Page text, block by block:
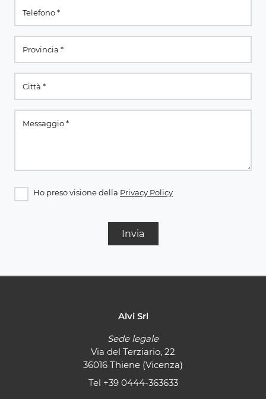
Ho preso visione della Privacy Policy
Invia
Alvi Srl
Sede legale
Via del Terziario, 22
36016 Thiene (Vicenza)
Tel +39 0444-363633